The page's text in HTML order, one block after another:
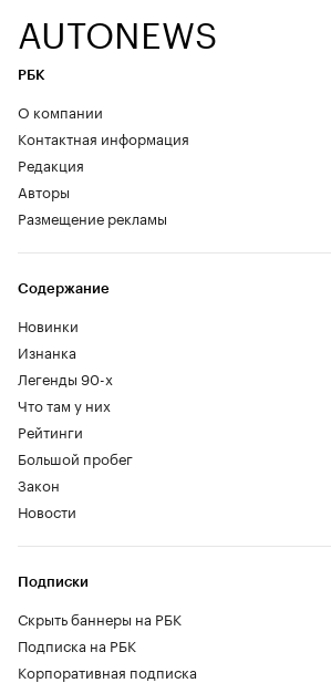
AUTONEWS
РБК
О компании
Контактная информация
Редакция
Авторы
Размещение рекламы
Содержание
Новинки
Изнанка
Легенды 90-х
Что там у них
Рейтинги
Большой пробег
Закон
Новости
Подписки
Скрыть баннеры на РБК
Подписка на РБК
Корпоративная подписка